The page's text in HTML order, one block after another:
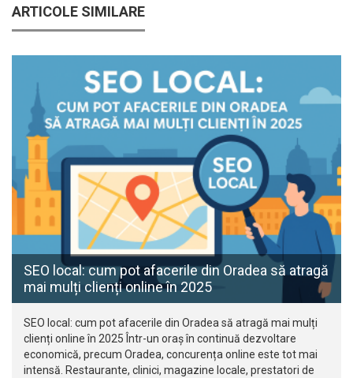
ARTICOLE SIMILARE
SEO local: cum pot afacerile din Oradea să atragă
mai mulți clienți online în 2025
SEO local: cum pot afacerile din Oradea să atragă mai mulți
clienți online în 2025 Într-un oraș în continuă dezvoltare
economică, precum Oradea, concurența online este tot mai
intensă. Restaurante, clinici, magazine locale, prestatori de